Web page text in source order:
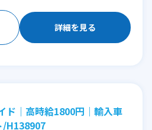
詳細を見る
ド｜高時給1800円｜輸入車
/H138907